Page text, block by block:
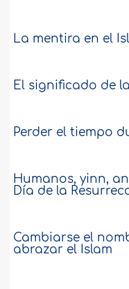
La mentira en el
El significado de la
Perder el tiempo
Humanos, yinn,
Día de la
Cambiarse el
abrazar el Islam